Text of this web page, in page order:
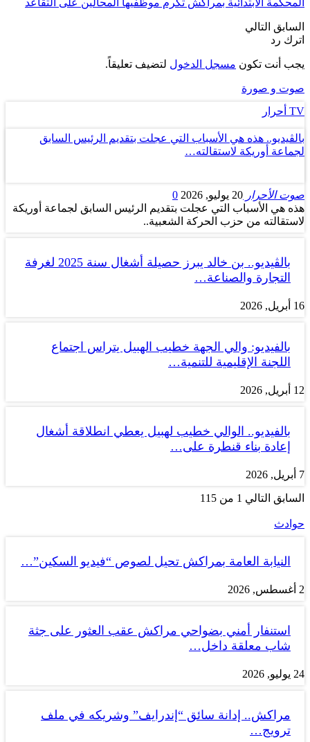
السابق التالي
اترك رد
يجب أنت تكون مسجل الدخول لتضيف تعليقاً.
صوت و صورة
TV أحرار
بالڤيديو.. هذه هي الأسباب التي عجلت بتقديم الرئيس السابق
لجماعة أوريكة لاستقالته…
صوت الأحرار 20 يوليو, 2026
0
هذه هي الأسباب التي عجلت بتقديم الرئيس السابق لجماعة أوريكة
لاستقالته من حزب الحركة الشعبية..
بالڤيديو.. بن خالد يبرز حصيلة أشغال سنة 2025 لغرفة
التجارة والصناعة…
16 أبريل, 2026
بالفيديو: والي الجهة خطيب الهبيل يتراس اجتماع
اللجنة الإقليمية للتنمية…
12 أبريل, 2026
بالفيديو.. الوالي خطيب لهبيل يعطي انطلاقة أشغال
إعادة بناء قنطرة على…
7 أبريل, 2026
السابق التالي 1 من 115
حوادث
النيابة العامة بمراكش تحيل لصوص “فيديو السكين”…
2 أغسطس, 2026
استنفار أمني بضواحي مراكش عقب العثور على جثة
شاب معلقة داخل…
24 يوليو, 2026
مراكش.. إدانة سائق “إندرايف” وشريكه في ملف
ترويج…